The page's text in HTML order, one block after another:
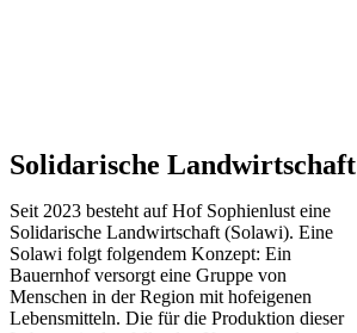
Solidarische Landwirtschaft
Seit 2023 besteht auf Hof Sophienlust eine
Solidarische Landwirtschaft (Solawi). Eine
Solawi folgt folgendem Konzept: Ein
Bauern­hof versorgt eine Gruppe von
Menschen in der Region mit hof­eigenen
Lebens­mitteln. Die für die Produktion dieser